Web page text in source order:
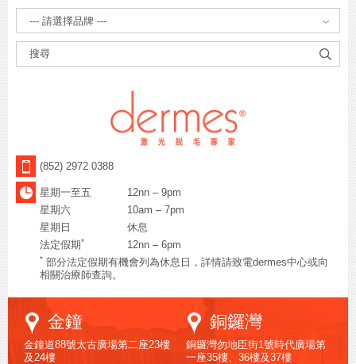
選
品
(852) 2972 0388
星期一至五
12nn – 9pm
星期六
10am – 7pm
星期日
休息
法定假期* 12nn – 6pm
* 部分法定假期有機會列為休息日，詳情請致電dermes中心或向
相關治療師查詢。
Google
Maps
金鐘
金鐘道88號太古廣場第二座23樓
及24樓
Google
Maps
銅鑼灣
銅鑼灣勿地臣街1號時代廣場第
一座35樓、36樓及37樓